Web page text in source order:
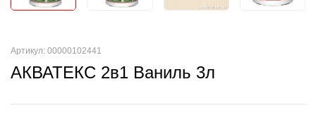
Артикул: 00000102441
АКВАТЕКС 2в1 Ваниль 3л